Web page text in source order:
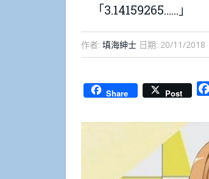
「3.14159265……」
作者: 填海紳士 日期: 20/11/2018
Share Post